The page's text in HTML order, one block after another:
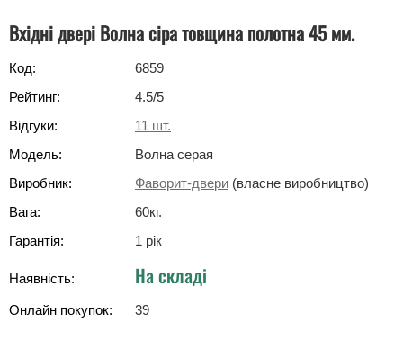
Вхідні двері Волна сіра товщина полотна 45 мм.
Код:
6859
Рейтинг:
4.5/5
Відгуки:
11 шт.
Модель:
Волна серая
Виробник:
Фаворит-двери (власне виробництво)
Вага:
60кг.
Гарантія:
1 рік
Наявність: На складі
Онлайн покупок: 39